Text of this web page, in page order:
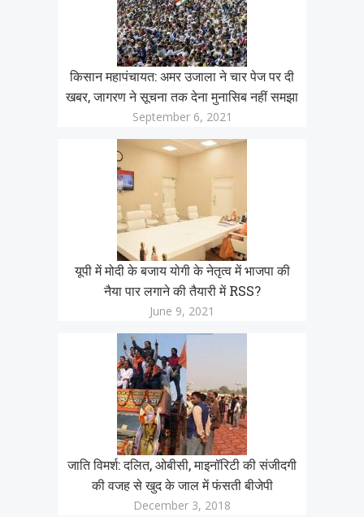
किसान महापंचायत: अमर उजाला ने चार पेज पर दी
खबर, जागरण ने सूचना तक देना मुनासिब नहीं समझा
September 6, 2021
यूपी में मोदी के बजाय योगी के नेतृत्व में भाजपा की
नैया पार लगाने की तैयारी में RSS?
June 9, 2021
जाति विमर्श: दलित, ओबीसी, माइनॉरिटी की संजीदगी
की वजह से खुद के जाल में फंसती बीजेपी
December 3, 2018